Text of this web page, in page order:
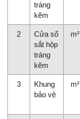
tráng
kẽm
2
Cửa sổ
sắt hộp
tráng
kẽm
m²
3
Khung
bảo vệ
m²